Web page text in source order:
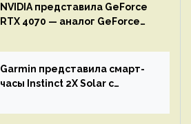
NVIDIA представила GeForce
RTX 4070 — аналог GeForce
Garmin представила смарт-
часы Instinct 2X Solar с